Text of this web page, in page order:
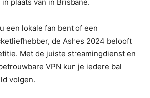
plaats van in Brisbane.
een lokale fan bent of een
de Ashes 2024 belooft
Met de juiste streamingdienst en
VPN kun je iedere bal
volgen.